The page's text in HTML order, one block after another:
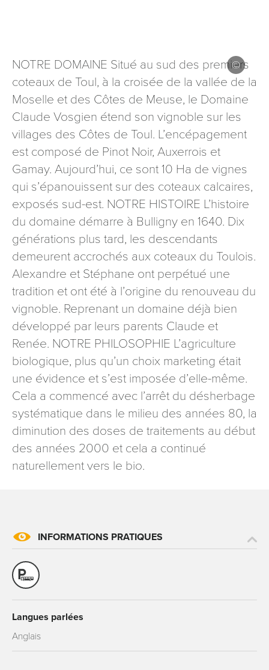
NOTRE DOMAINE Situé au sud des premiers
coteaux de Toul, à la croisée de la vallée de la
Moselle et des Côtes de Meuse, le Domaine
Claude Vosgien étend son vignoble sur les
villages des Côtes de Toul. L’encépagement
est composé de Pinot Noir, Auxerrois et
Gamay. Aujourd’hui, ce sont 10 Ha de vignes
qui s’épanouissent sur des coteaux calcaires,
exposés sud-est. NOTRE HISTOIRE L’histoire
du domaine démarre à Bulligny en 1640. Dix
générations plus tard, les descendants
demeurent accrochés aux coteaux du Toulois.
Alexandre et Stéphane ont perpétué une
tradition et ont été à l’origine du renouveau du
vignoble. Reprenant un domaine déjà bien
développé par leurs parents Claude et
Renée. NOTRE PHILOSOPHIE L’agriculture
biologique, plus qu’un choix marketing était
une évidence et s’est imposée d’elle-même.
Cela a commencé avec l’arrêt du désherbage
systématique dans le milieu des années 80, la
diminution des doses de traitements au début
des années 2000 et cela a continué
naturellement vers le bio.
INFORMATIONS PRATIQUES
Langues parlées
Anglais
nécessaires au traitement de votre demande (sauf
mention contraire). Vous disposez d’un droit d’accès, de
rectification et d’opposition aux données vous concernant,
que vous pouvez exercer en adressant une demande par
courriel à tourisme@departement54.fr ou par courrier
signé accompagné de la copie d’un titre d’identité à
l’adresse suivante : Meurthe & Moselle Tourisme - 48
esplanade Jacques-Baudot CO 90019 54035 NANCY
cedex
reCAPTCHA